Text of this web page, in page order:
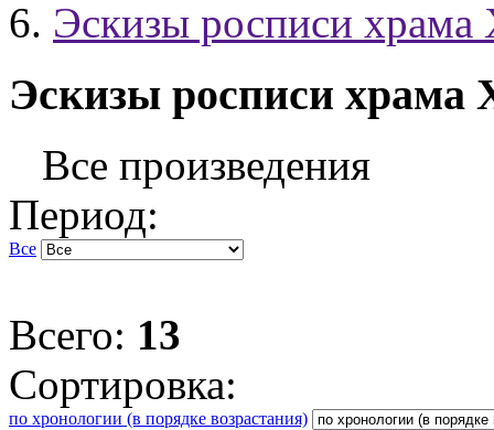
Эскизы росписи храма
Эскизы росписи храма
Все произведения
Период:
Все
Всего: 13
Сортировка:
по хронологии (в порядке возрастания)